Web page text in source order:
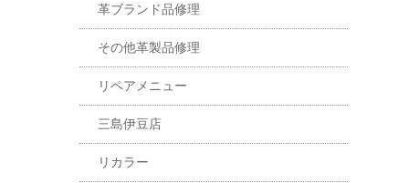
革ブランド品修理
その他革製品修理
リペアメニュー
三島伊豆店
リカラー